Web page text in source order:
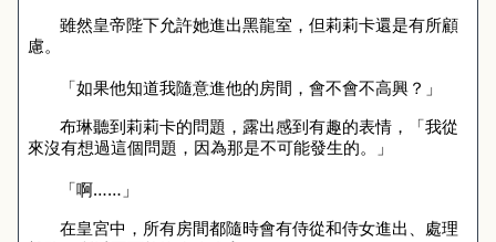
雖然皇帝陛下允許她進出黑龍室，但莉莉卡還是有所顧
慮。
「如果他知道我隨意進他的房間，會不會不高興？」
布琳聽到莉莉卡的問題，露出感到有趣的表情，「我從
來沒有想過這個問題，因為那是不可能發生的。」
「啊……」
在皇宮中，所有房間都隨時會有侍從和侍女進出、處理